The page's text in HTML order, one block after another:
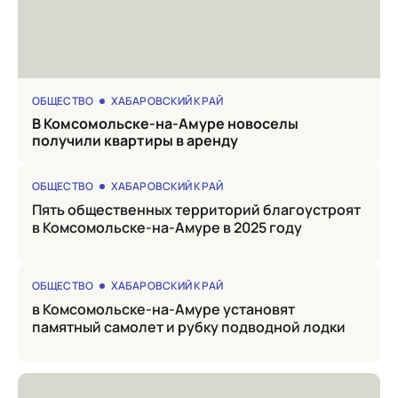
ОБЩЕСТВО ХАБАРОВСКИЙ КРАЙ
в Комсомольске-на-Амуре новоселы
получили квартиры в аренду
ОБЩЕСТВО ХАБАРОВСКИЙ КРАЙ
Пять общественных территорий благоустроят
в Комсомольске-на-Амуре в 2025 году
ОБЩЕСТВО ХАБАРОВСКИЙ КРАЙ
в Комсомольске-на-Амуре установят
памятный самолет и рубку подводной лодки